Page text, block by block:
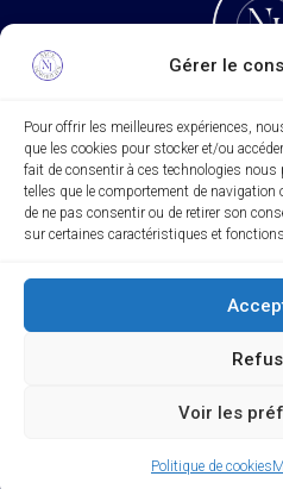
Gérer le
Pour offrir les meilleures expériences,
que les cookies pour stocker et/ou
fait de consentir à ces technologies nous
telles que le comportement de
de ne pas consentir ou de retirer son
sur certaines caractéristiques et
Voir les
Politique de cookies
Rechercher
© Agence